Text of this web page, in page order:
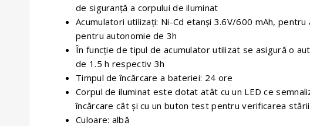
de siguranţă a corpului de iluminat
Acumulatori utilizaţi: Ni-Cd etanşi 3.6V/600 mAh,
pentru autonomie de 3h
În funcţie de tipul de acumulator utilizat se asigură o
de 1.5 h respectiv 3h
Timpul de încărcare a bateriei: 24 ore
Corpul de iluminat este dotat atât cu un LED ce
încărcare cât şi cu un buton test pentru verificarea
Culoare: albă